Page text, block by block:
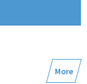
More